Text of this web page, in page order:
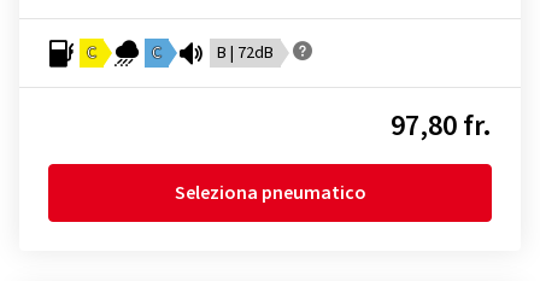
C C B | 72dB
97,80 fr.
Seleziona pneumatico